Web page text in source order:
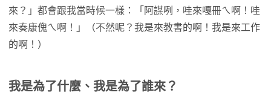
來？」都會跟我當時候一樣：「阿謀咧，哇來嘎冊ㄟ啊！哇
來奏康傀ㄟ啊！」（不然呢？我是來教書的啊！我是來工作
的啊！）
我是為了什麼、我是為了誰來？